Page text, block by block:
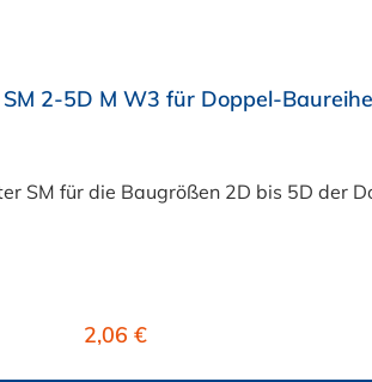
2-5D M W3 für Doppel-
SM für die Baugrößen 2D bis 5D der
Regulärer Preis:
2,06 €